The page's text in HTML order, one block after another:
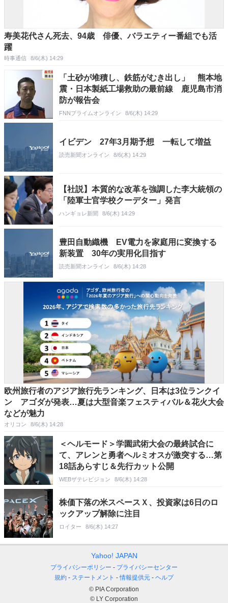
寿美花代さん死去、94歳 俳優、バラエティー番組でも活
躍
時事通信 8/6(木) 14:29
「土砂が堆積し、鉄筋がむき出し」 熊本地
震・日本製紙工場救助の最前線 鹿児島市消
防が報告会
FNNプライムオンライン 8/6(木) 14:29
イビデン 27年3月期予想 一転して増益
読売新聞オンライン 8/6(木) 14:29
【社説】本質的な改革を強調した李大統領の
「陸軍士官学校クーデター」発言
ハンギョレ新聞 8/6(木) 14:29
豊田自動織機 EV電力を家庭用に変換する
新装置 30年の実用化目指す
読売新聞オンライン 8/6(木) 14:28
欧州旅行者のアジア旅行先ランキング、日本は3位ランクイ
ン アゴダが発表…夏は大型音楽フェスティバル＆花火大会
などが魅力
オリコン 8/6(木) 14:28
＜ヘルモード＞学園武術大会の最終試合に
て、アレンと勇者ヘルミオスが激突する…第
18話あらすじ＆先行カット公開
WEBザテレビジョン 8/6(木) 14:28
株価下落の米スペースＸ、投資家は6日のロ
ックアップ解除に注目
ロイター 8/6(木) 14:27
Yahoo! JAPAN
プライバシーポリシー
プライバシーセンター
規約
ステートメント 情報提供元
ヘルプ
© PIA Corporation
© LY Corporation